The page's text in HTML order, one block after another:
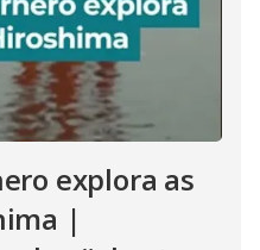
explora as
|